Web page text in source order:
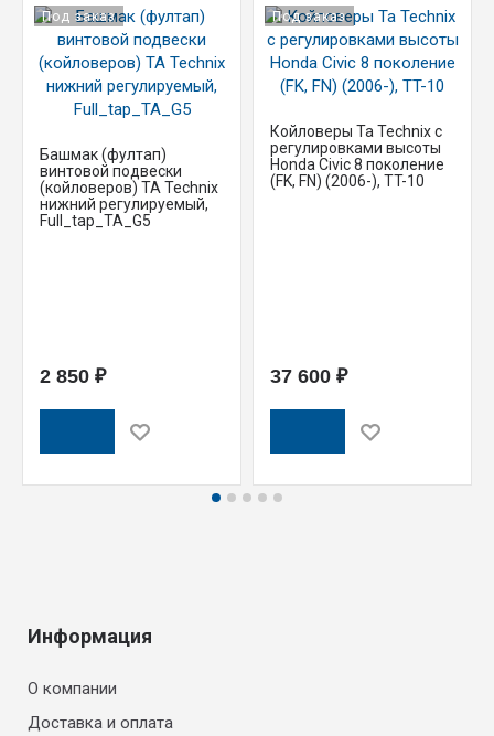
Под заказ
Башмак (фултап)
винтовой подвески
(койловеров) TA Technix
нижний регулируемый,
Full_tap_TA_G5
2 850 ₽
Под заказ
Койловеры Ta Technix с
регулировками высоты
Honda Civic 8 поколение
(FK, FN) (2006-), TT-10
37 600 ₽
Информация
О компании
Доставка и оплата